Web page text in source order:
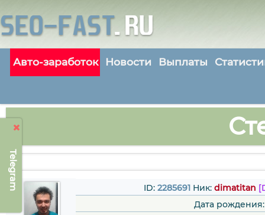
Telegram
Авто-заработок Новости Выплаты
ID: 2285691 Ник: dimatitan
Дата рождения: